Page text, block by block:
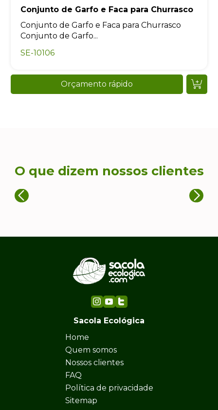
Conjunto de Garfo e Faca para Churrasco
Conjunto de Garfo e Faca para Churrasco
Conjunto de Garfo...
SE-10106
Orçamento rápido
O que dizem nossos clientes
Sacola Ecológica
Home
Quem somos
Nossos clientes
FAQ
Política de privacidade
Sitemap